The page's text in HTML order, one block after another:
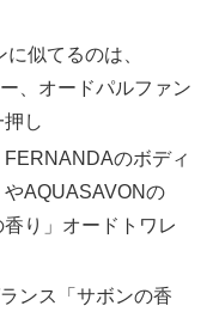
似てるのは、
、オードパルファン
押し
のボディ
やAQUASAVONの
香り」オードトワレ
ンス「サボンの香